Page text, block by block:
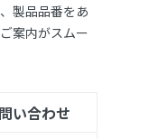
製品品番をあ
案内がスムー
い合わせ